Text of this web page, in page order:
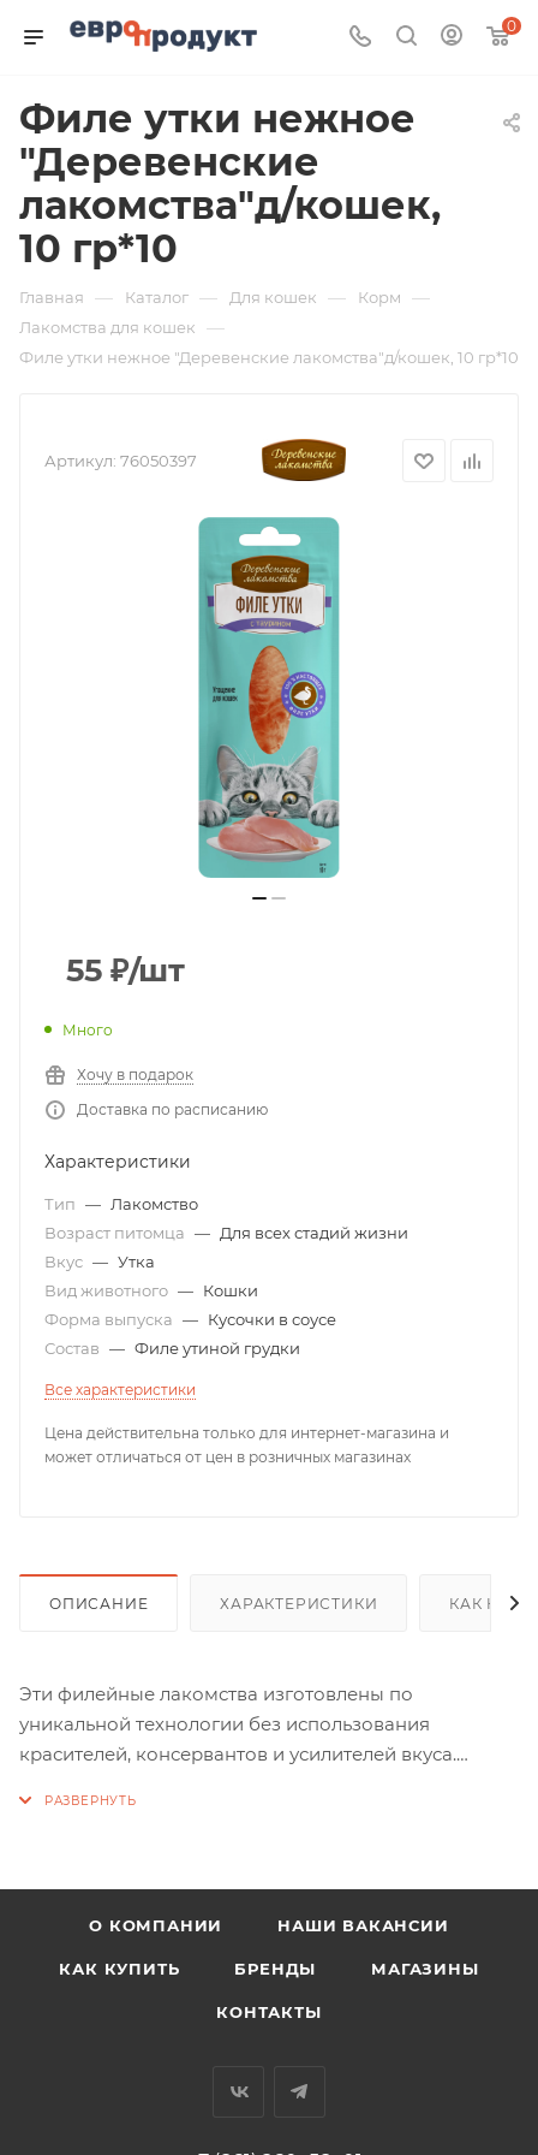
0
Филе утки нежное
"Деревенские
лакомства"д/кошек,
10 гр*10
Главная — Каталог — Для кошек — Корм —
Лакомства для кошек —
Филе утки нежное "Деревенские лакомства"д/кошек, 10 гр*10
Артикул: 76050397
55 ₽/шт
Много
Хочу в подарок
Доставка по расписанию
Характеристики
Тип — Лакомство
Возраст питомца — Для всех стадий жизни
Вкус — Утка
Вид животного — Кошки
Форма выпуска — Кусочки в соусе
Состав — Филе утиной грудки
Все характеристики
Цена действительна только для интернет-магазина и
может отличаться от цен в розничных магазинах
ОПИСАНИЕ ХАРАКТЕРИСТИКИ КАК
Эти филейные лакомства изготовлены по
уникальной технологии без использования
красителей, консервантов и усилителей вкуса.
Утка: белок — 21; жир — 1; влага — 70; клетчатка — 4.
О КОМПАНИИ НАШИ ВАКАНСИИ
КАК КУПИТЬ БРЕНДЫ МАГАЗИНЫ
КОНТАКТЫ